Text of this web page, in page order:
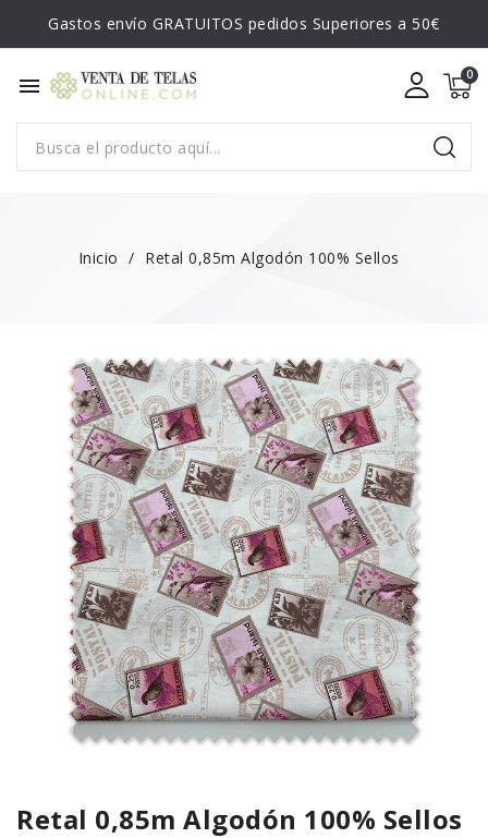
Gastos envío GRATUITOS pedidos Superiores a 50€
menu
Inicio Retal 0,85m Algodón 100% Sellos
-0,90 €
Retal 0,85m Algodón 100% Sellos